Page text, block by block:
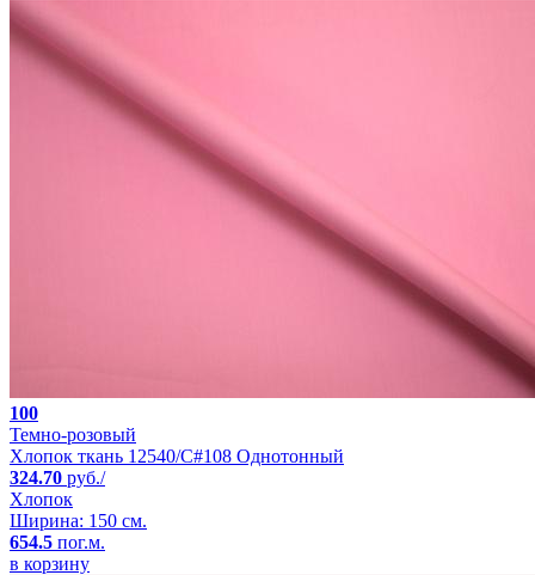
100
Темно-розовый
Хлопок ткань 12540/C#108 Однотонный
324.70 руб./
Хлопок
Ширина: 150 см.
654.5 пог.м.
в корзину